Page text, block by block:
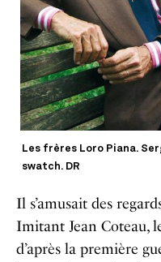
Les frères Loro Piana.
swatch. DR
Il s’amusait des
Imitant Jean Coteau,
d’après la première